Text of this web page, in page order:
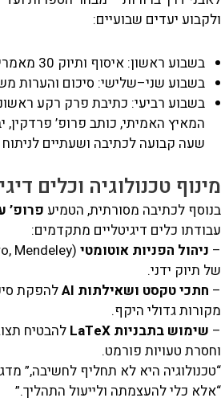
יעדים שבועיים:
בשבוע ראשון: איסוף ותיוק 30 מאמרים רלוונטיים.
בשבוע שני–שלישי: סיכום והערות
בשבוע רביעי: כתיבת פרק רקע
המאיץ האמיתי, כותב פרופ’ פרדקין,
שעה קבועה לכתיבה ושעתיים לניתוח
טכנולוגיה וכלים
לכתיבה מסורתית, הטמיעפרופ’
כלים דיגיטליים מתקדמים:
ניהול הפניות אוטומטי
תיוק ידני.
חתכי טקסט ושאילתות AI
להפקת
גדולי היקף.
שימוש בתבניות LaTeX
להבטיח
טעויות פורמט.
היא לא תחליף לחשיבה,”
כלי להעצמתה ולייעול התהליך.”